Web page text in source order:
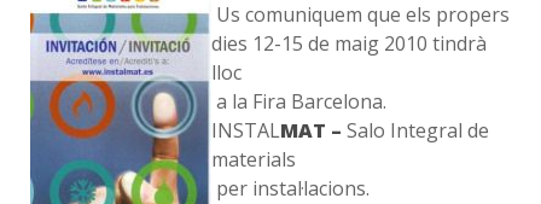
Us comuniquem que els propers
dies 12-15 de maig 2010 tindrà
lloc
a la Fira Barcelona.
INSTALMAT – Salo Integral de
materials
per instal·lacions.